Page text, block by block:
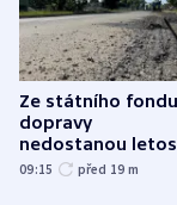
Ze státního fondu
dopravy
nedostanou letos
kraje na silnice ani
09:15 před 19 m